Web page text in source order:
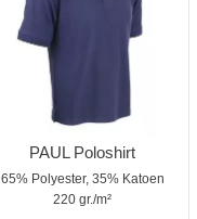
PAUL Poloshirt
65% Polyester, 35% Katoen
220 gr./m²